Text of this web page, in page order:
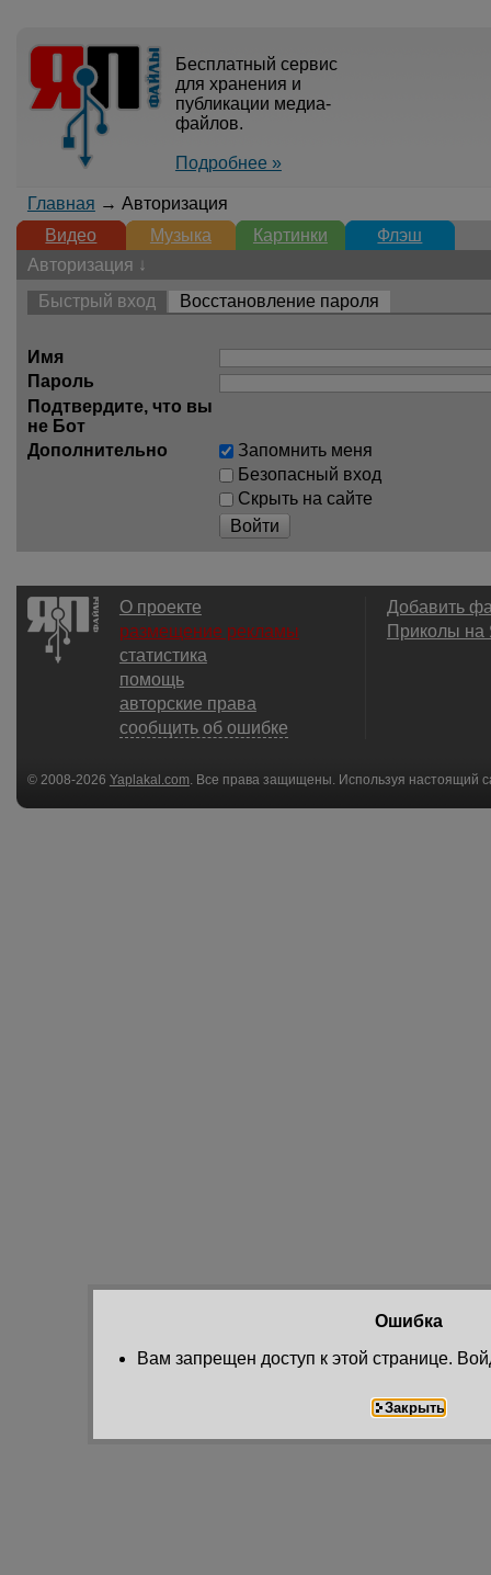
Бесплатный сервис
для хранения и
публикации медиа-
файлов.
Подробнее »
Главная → Авторизация
Видео
Музыка Картинки
Флэш
Авторизация ↓
Быстрый вход
Восстановление пароля
Имя
Пароль
Подтвердите, что вы
не Бот
Дополнительно
Запомнить меня
Безопасный вход
Скрыть на сайте
Войти
О проекте
размещение рекламы
статистика
помощь
авторские права
сообщить об ошибке
Добавить
Приколы
© 2008-2026 Yaplakal.com . Все права защищены. Используя настоящий
соглашения.
Ошибка
Вам запрещен доступ к этой странице.